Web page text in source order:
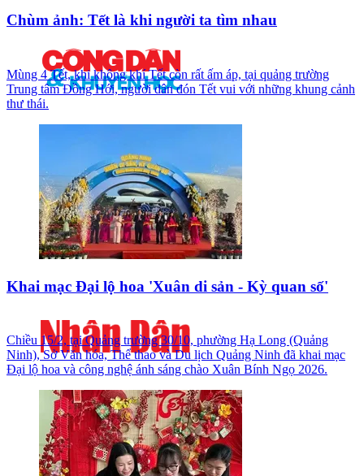
Chùm ảnh: Tết là khi người ta tìm nhau
Mùng 4 Tết, khi không khí Tết còn rất ấm áp, tại quảng trường
Trung tâm Đồng Hới, người dân đón Tết vui với những khung cảnh
thư thái.
Khai mạc Đại lộ hoa 'Xuân di sản - Kỳ quan số'
Chiều 15/2, tại Quảng trường 30/10, phường Hạ Long (Quảng
Ninh), Sở Văn hóa, Thể thao và Du lịch Quảng Ninh đã khai mạc
Đại lộ hoa và công nghệ ánh sáng chào Xuân Bính Ngọ 2026.